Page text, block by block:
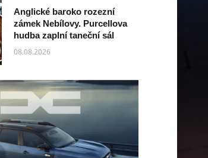
Anglické baroko rozezní
zámek Nebílovy. Purcellova
hudba zaplní taneční sál
08.08.2026